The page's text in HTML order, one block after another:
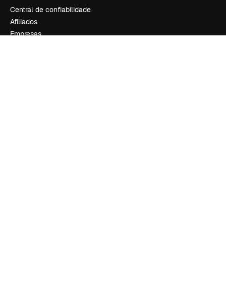
Central de confiabilidade
Afiliados
Empresas